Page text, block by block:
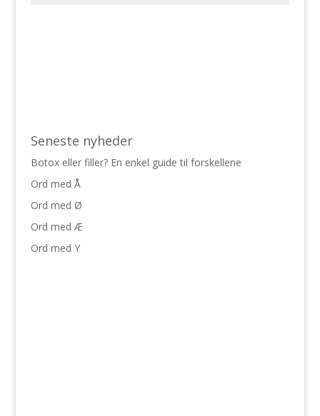
Seneste nyheder
Botox eller filler? En enkel guide til forskellene
Ord med Å
Ord med Ø
Ord med Æ
Ord med Y